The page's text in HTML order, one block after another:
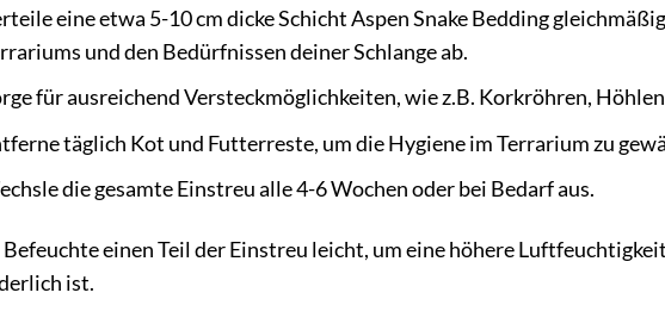
eine etwa 5-10 cm dicke Schicht Aspen Snake Bedding
und den Bedürfnissen deiner Schlange ab.
für ausreichend Versteckmöglichkeiten, wie z.B. Korkröhren,
täglich Kot und Futterreste, um die Hygiene im Terrarium zu
die gesamte Einstreu alle 4-6 Wochen oder bei Bedarf aus.
Befeuchte einen Teil der Einstreu leicht, um eine höhere
ist.